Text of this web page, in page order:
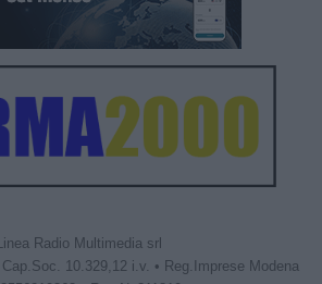
Radio Multimedia srl
Cap.Soc. 10.329,12 i.v. • Reg.Imprese Modena